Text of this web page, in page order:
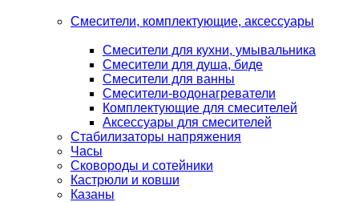
Смесители, комплектующие, аксессуары
Смесители для кухни, умывальника
Смесители для душа, биде
Смесители для ванны
Смесители-водонагреватели
Комплектующие для смесителей
Аксессуары для смесителей
Стабилизаторы напряжения
Часы
Сковороды и сотейники
Кастрюли и ковши
Казаны